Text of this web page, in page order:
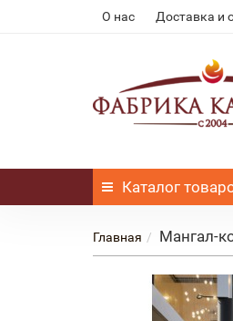
О нас Доставка и
Каталог
Главная Мангал-